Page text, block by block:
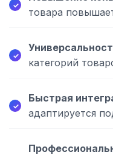
товара
категорий
Быстрая
адаптируется